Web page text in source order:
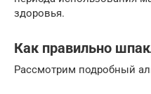
здоровья.
Как правильно
Рассмотрим подробный